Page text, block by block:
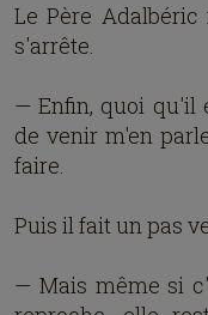
Le Père
s'arrête.
— Enfin, quoi qu'il
de venir m'en
faire.
Puis il fait un pas
— Mais même si